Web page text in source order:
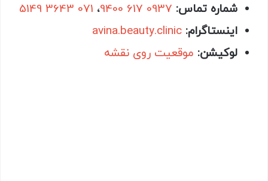
شماره تماس:
،
اینستاگرام: avina.beauty.clinic
لوکیشن: موقعیت روی نقشه